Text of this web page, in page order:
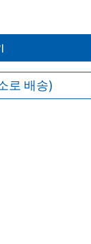
로 배송)